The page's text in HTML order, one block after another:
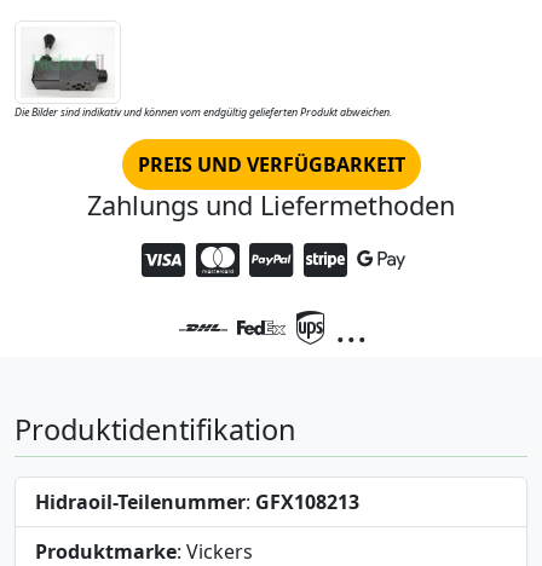
Die Bilder sind indikativ und können vom endgültig gelieferten Produkt abweichen.
PREIS UND VERFÜGBARKEIT
Zahlungs und Liefermethoden
...
Produktidentifikation
Hidraoil-Teilenummer: GFX108213
Produktmarke: Vickers